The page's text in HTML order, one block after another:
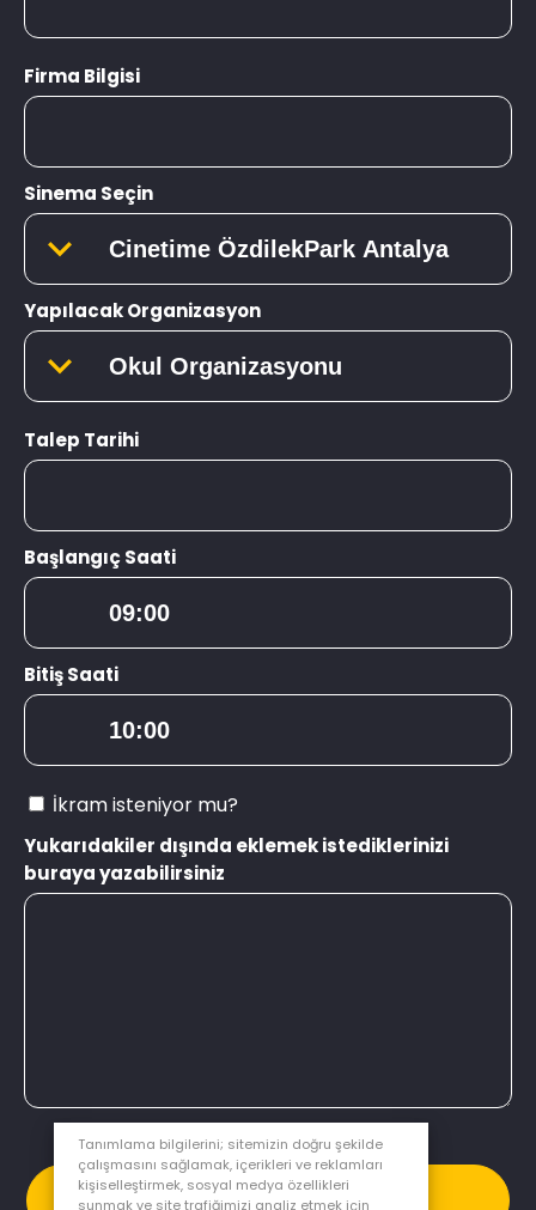
Firma Bilgisi
Sinema Seçin
Yapılacak Organizasyon
Talep Tarihi
Başlangıç Saati
Bitiş Saati
İkram isteniyor mu?
Yukarıdakiler dışında eklemek istediklerinizi
buraya yazabilirsiniz
Gönder
Tanımlama bilgilerini; sitemizin doğru şekilde
çalışmasını sağlamak, içerikleri ve reklamları
kişiselleştirmek, sosyal medya özellikleri
sunmak ve site trafiğimizi analiz etmek için